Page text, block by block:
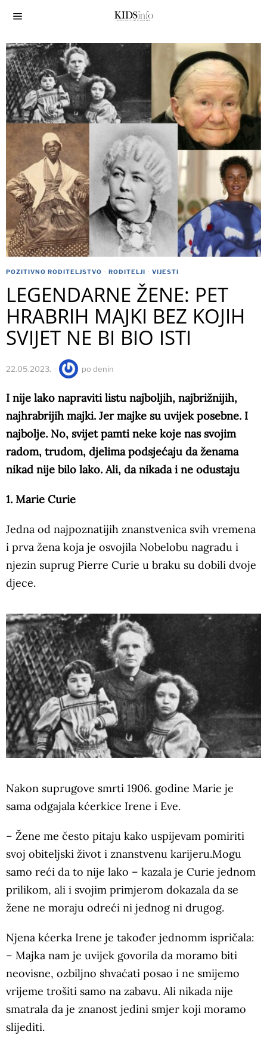
POZITIVNO RODITELJSTVO · RODITELJI · VIJESTI
LEGENDARNE ŽENE: PET
HRABRIH MAJKI BEZ KOJIH
SVIJET NE BI BIO ISTI
22.05.2023. po denin
I nije lako napraviti listu najboljih, najbrižnijih,
najhrabrijih majki. Jer majke su uvijek posebne. I
najbolje. No, svijet pamti neke koje nas svojim
radom, trudom, djelima podsjećaju da ženama
nikad nije bilo lako. Ali, da nikada i ne odustaju
1. Marie Curie
Jedna od najpoznatijih znanstvenica svih vremena
i prva žena koja je osvojila Nobelobu nagradu i
njezin suprug Pierre Curie u braku su dobili dvoje
djece.
Nakon suprugove smrti 1906. godine Marie je
sama odgajala kćerkice Irene i Eve.
– Žene me često pitaju kako uspijevam pomiriti
svoj obiteljski život i znanstvenu karijeru.Mogu
samo reći da to nije lako – kazala je Curie jednom
prilikom, ali i svojim primjerom dokazala da se
žene ne moraju odreći ni jednog ni drugog.
Njena kćerka Irene je također jednomm ispričala:
– Majka nam je uvijek govorila da moramo biti
neovisne, ozbiljno shvaćati posao i ne smijemo
vrijeme trošiti samo na zabavu. Ali nikada nije
smatrala da je znanost jedini smjer koji moramo
slijediti.